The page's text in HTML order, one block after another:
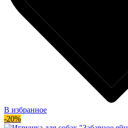
В избранное
-20%